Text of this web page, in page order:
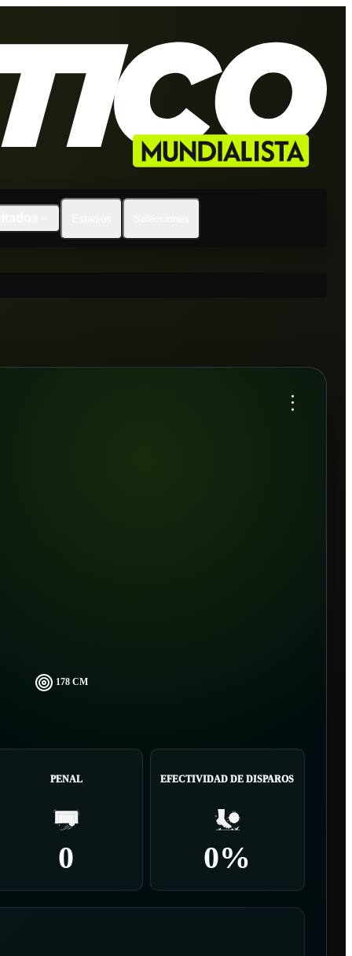
...
178 CM
PENAL
0
EFECTIVIDAD DE DISPAROS
0%